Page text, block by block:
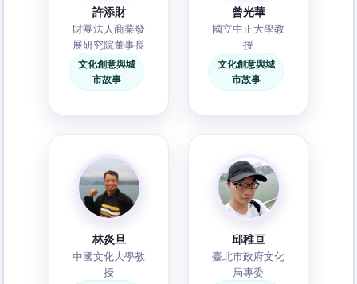
許添財
財團法人商業發
展研究院董事長
文化創意與城
市故事
曾光華
國立中正大學教
授
文化創意與城
市故事
林炎旦
中國文化大學教
授
邱稚亘
臺北市政府文化
局專委